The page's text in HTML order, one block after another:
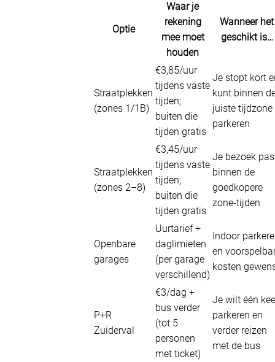
Optie
Waar je
rekening
mee moet
houden
Wanneer het
geschikt is…
Straatplekken
(zones 1/1B)
€3,85/uur
tijdens vaste
tijden;
buiten die
tijden gratis
Je stopt kort
kunt binnen
juiste tijdzone
parkeren
Straatplekken
(zones 2–8)
€3,45/uur
tijdens vaste
tijden;
buiten die
tijden gratis
Je bezoek
binnen de
goedkopere
zone-tijden
Openbare
garages
Uurtarief +
daglimieten
(per garage
verschillend)
Indoor
en
kosten
P+R
Zuiderval
€3/dag +
bus verder
(tot 5
personen
met ticket)
Je wilt één
parkeren en
verder reizen
met de bus